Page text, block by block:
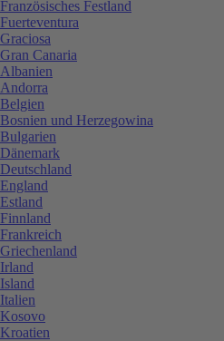
Französisches Festland
Fuerteventura
Graciosa
Gran Canaria
Albanien
Andorra
Belgien
Bosnien und Herzegowina
Bulgarien
Dänemark
Deutschland
England
Estland
Finnland
Frankreich
Griechenland
Irland
Island
Italien
Kosovo
Kroatien